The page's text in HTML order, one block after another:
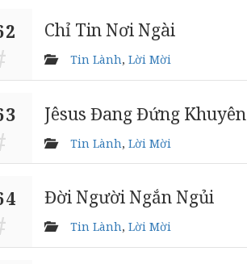
Chỉ Tin Nơi Ngài
Tin Lành, Lời Mời
Jêsus Đang Đứng
Tin Lành, Lời Mời
Đời Người Ngắn Ngủi
Tin Lành, Lời Mời